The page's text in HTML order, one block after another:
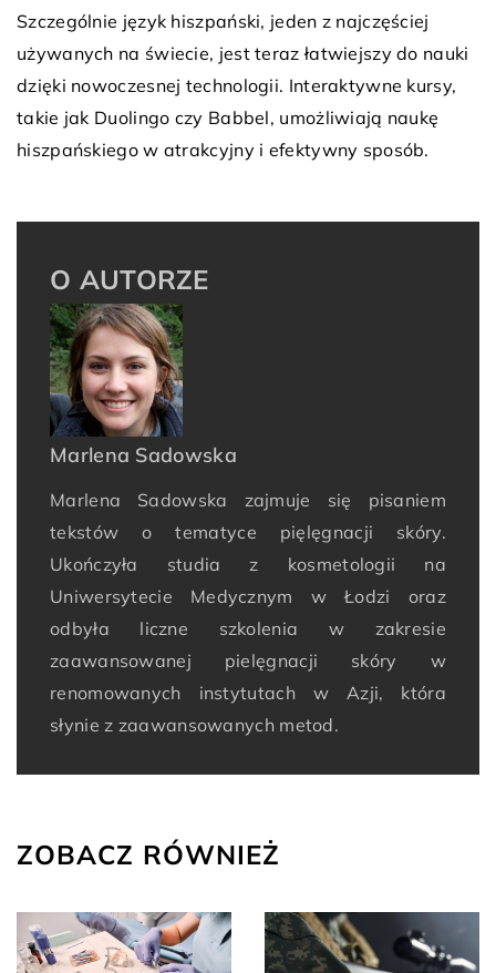
Szczególnie język hiszpański, jeden z najczęściej
używanych na świecie, jest teraz łatwiejszy do nauki
dzięki nowoczesnej technologii. Interaktywne kursy,
takie jak Duolingo czy Babbel, umożliwiają naukę
hiszpańskiego w atrakcyjny i efektywny sposób.
O AUTORZE
Marlena Sadowska
Marlena Sadowska zajmuje się pisaniem
tekstów o tematyce pięlęgnacji skóry.
Ukończyła studia z kosmetologii na
Uniwersytecie Medycznym w Łodzi oraz
odbyła liczne szkolenia w zakresie
zaawansowanej pielęgnacji skóry w
renomowanych instytutach w Azji, która
słynie z zaawansowanych metod.
ZOBACZ RÓWNIEŻ